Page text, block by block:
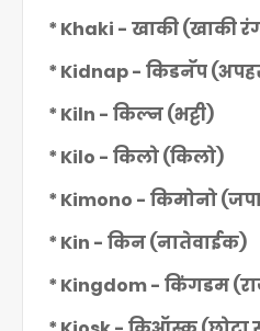
* Khaki - खाकी (खाकी
* Kidnap - किडनॅप
* Kiln - किल्न (भट्टी)
* Kilo - किलो (किलो)
* Kimono - किमोनो
* Kin - किन (नातेवाईक)
* Kingdom - किंगडम